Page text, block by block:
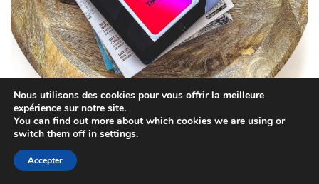
Comment promouvoir son livre sur TikTok ?
Pour promouvoir votre livre sur Tiktok, il y a plusieurs petites choses à
faire et à savoir.
Le profil
Nous utilisons des cookies pour vous offrir la meilleure
expérience sur notre site.
You can find out more about which cookies we are using or
switch them off in settings.
Accepter